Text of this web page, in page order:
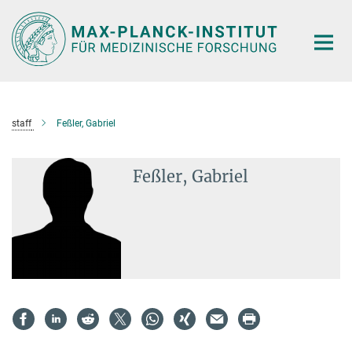
Hauptinhalt
staff Feßler, Gabriel
Feßler, Gabriel